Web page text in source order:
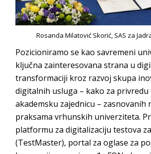
Rosanda Milatović Skorić, SAS za
Pozicioniramo se kao savremeni
ključna zainteresovana strana u
transformaciji kroz razvoj skupa
digitalnih usluga – kako za privredu
akademsku zajednicu – zasnovanih
praksama vrhunskih univerziteta.
platformu za digitalizaciju testova
(TestMaster), portal za oglase za